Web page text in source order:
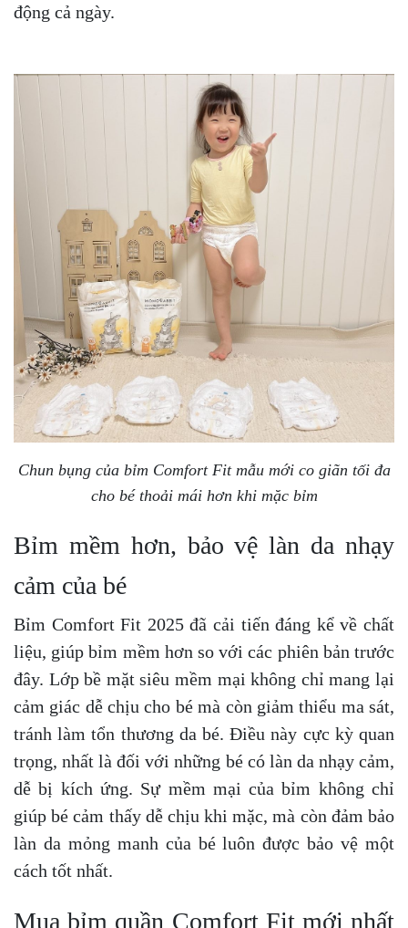
động cả ngày.
Chun bụng của bỉm Comfort Fit mẫu mới co giãn tối đa
cho bé thoải mái hơn khi mặc bỉm
Bỉm mềm hơn, bảo vệ làn da nhạy
cảm của bé
Bỉm Comfort Fit 2025 đã cải tiến đáng kể về chất
liệu, giúp bỉm mềm hơn so với các phiên bản trước
đây. Lớp bề mặt siêu mềm mại không chỉ mang lại
cảm giác dễ chịu cho bé mà còn giảm thiểu ma sát,
tránh làm tổn thương da bé. Điều này cực kỳ quan
trọng, nhất là đối với những bé có làn da nhạy cảm,
dễ bị kích ứng. Sự mềm mại của bỉm không chỉ
giúp bé cảm thấy dễ chịu khi mặc, mà còn đảm bảo
làn da mỏng manh của bé luôn được bảo vệ một
cách tốt nhất.
Mua bỉm quần Comfort Fit mới nhất